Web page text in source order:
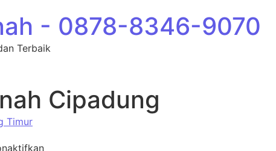
- 0878-8346-9070
Terbaik
Cipadung
Timur
pada Aqiqah Madenah Cipadung